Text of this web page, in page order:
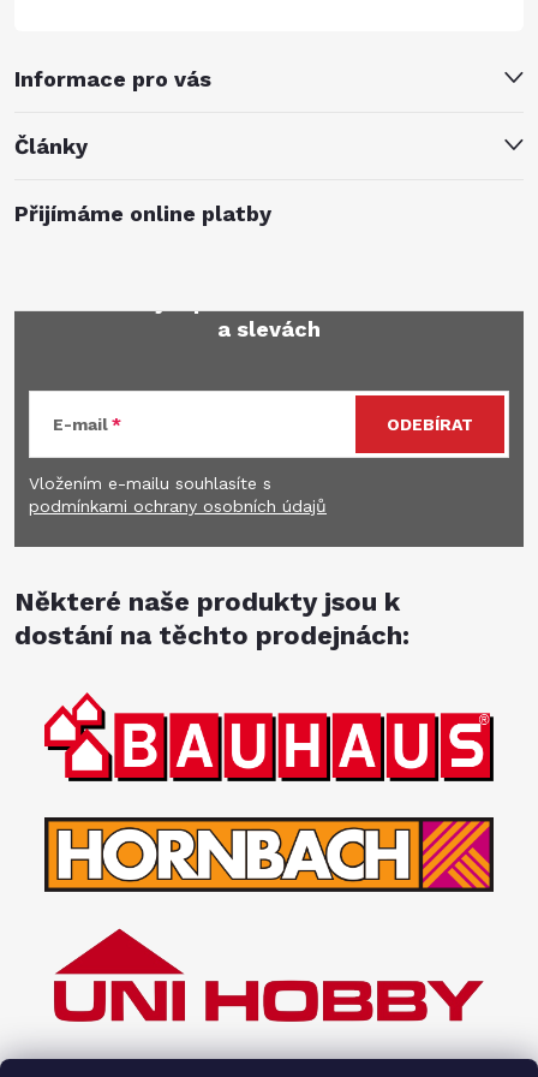
Informace pro vás
Články
Přijímáme online platby
a slevách
E-mail
Vložením e-mailu souhlasíte s
podmínkami ochrany osobních údajů
ODEBÍRAT
Některé naše produkty jsou k
dostání na těchto prodejnách: